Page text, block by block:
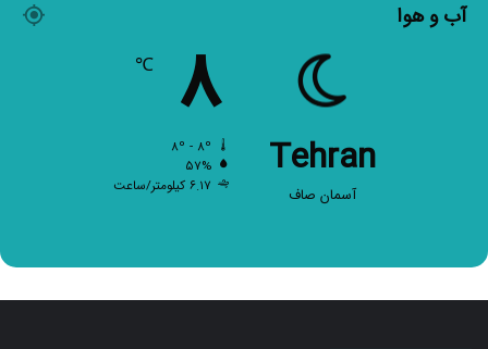
آب و هوا
Tehran
آسمان صاف
۸ ℃
۵۷%
۶.۱۷ کیلومتر/ساعت